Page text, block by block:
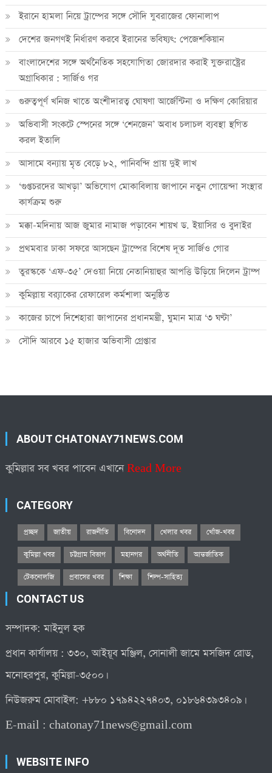
ইরানে হামলা নিয়ে ট্রাম্পের সঙ্গে সৌদি যুবরাজের ফোনালাপ
দেশের জনগণই নির্ধারণ করবে ইরানের ভবিষ্যৎ: পেজেশকিয়ান
বাংলাদেশের সঙ্গে অর্থনৈতিক সহযোগিতা জোরদার করাই যুক্তরাষ্ট্রের
অগ্রাধিকার : সার্জিও গর
গুরুত্বপূর্ণ খনিজ খাতে অংশীদারত্ব ঘোষণা আর্জেন্টিনা ও দক্ষিণ কোরিয়ার
অভিবাসী সংকটে স্পেনের সঙ্গে ‘শেনজেন’ অবাধ চলাচল ব্যবস্থা স্থগিত
করল ইতালি
আসামে বন্যায় মৃত বেড়ে ৮২, পানিবন্দি প্রায় দুই লাখ
‘গুপ্তচরদের আখড়া’ অভিযোগ মোকাবিলায় জাপানে নতুন গোয়েন্দা সংস্থার
কার্যক্রম শুরু
মক্কা-মদিনায় আজ জুমার নামাজ পড়াবেন শায়খ ড. ইয়াসির ও বুদাইর
প্রথমবার ঢাকা সফরে আসছেন ট্রাম্পের বিশেষ দূত সার্জিও গোর
তুরস্ককে ‘এফ-৩৫’ দেওয়া নিয়ে নেতানিয়াহুর আপত্তি উড়িয়ে দিলেন ট্রাম্প
কুমিল্লায় ব্র‍্যাকের রেফারেল কর্মশালা অনুষ্ঠিত
কাজের চাপে দিশেহারা জাপানের প্রধানমন্ত্রী, ঘুমান মাত্র ‘৩ ঘণ্টা’
সৌদি আরবে ১৫ হাজার অভিবাসী গ্রেপ্তার
ABOUT CHATONAY71NEWS.COM
কুমিল্লার সব খবর পাবেন এখানেRead More
CATEGORY
প্রচ্ছদ জাতীয় রাজনীতি বিনোদন খেলার খবর খোঁজ-খবর
কুমিল্লা খবর চট্টগ্রাম বিভাগ মহানগর অর্থনীতি আন্তর্জাতিক
টেকনোলজি প্রবাসের খবর শিক্ষা শিল্প-সাহিত্য
CONTACT US
সম্পাদক: মাইনুল হক
প্রধান কার্যালয় : ৩৩০, আইয়ূব মঞ্জিল, সোনালী জামে মসজিদ রোড,
মনোহরপুর, কুমিল্লা-৩৫০০।
নিউজরুম মোবাইল: +৮৮০ ১৭৯৪২২৭৪০৩, ০১৮৬৪৩৯৩৪০৯।
E-mail :chatonay71news@gmail.com
WEBSITE INFO